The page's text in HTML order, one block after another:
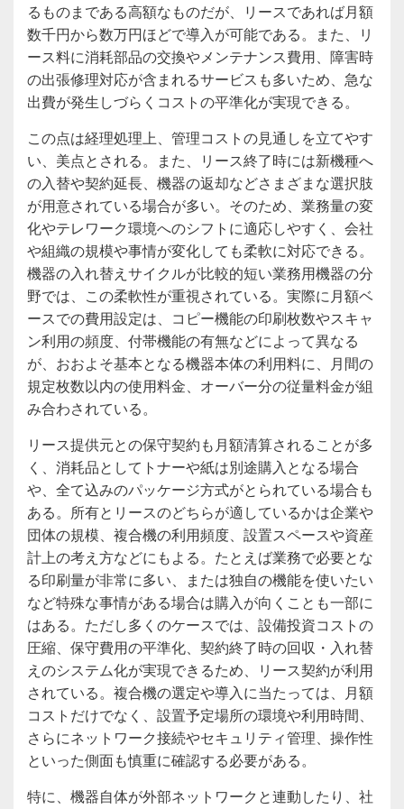
るものまである高額なものだが、リースであれば月額
数千円から数万円ほどで導入が可能である。また、リ
ース料に消耗部品の交換やメンテナンス費用、障害時
の出張修理対応が含まれるサービスも多いため、急な
出費が発生しづらくコストの平準化が実現できる。
この点は経理処理上、管理コストの見通しを立てやす
い、美点とされる。また、リース終了時には新機種へ
の入替や契約延長、機器の返却などさまざまな選択肢
が用意されている場合が多い。そのため、業務量の変
化やテレワーク環境へのシフトに適応しやすく、会社
や組織の規模や事情が変化しても柔軟に対応できる。
機器の入れ替えサイクルが比較的短い業務用機器の分
野では、この柔軟性が重視されている。実際に月額ベ
ースでの費用設定は、コピー機能の印刷枚数やスキャ
ン利用の頻度、付帯機能の有無などによって異なる
が、おおよそ基本となる機器本体の利用料に、月間の
規定枚数以内の使用料金、オーバー分の従量料金が組
み合わされている。
リース提供元との保守契約も月額清算されることが多
く、消耗品としてトナーや紙は別途購入となる場合
や、全て込みのパッケージ方式がとられている場合も
ある。所有とリースのどちらが適しているかは企業や
団体の規模、複合機の利用頻度、設置スペースや資産
計上の考え方などにもよる。たとえば業務で必要とな
る印刷量が非常に多い、または独自の機能を使いたい
など特殊な事情がある場合は購入が向くことも一部に
はある。ただし多くのケースでは、設備投資コストの
圧縮、保守費用の平準化、契約終了時の回収・入れ替
えのシステム化が実現できるため、リース契約が利用
されている。複合機の選定や導入に当たっては、月額
コストだけでなく、設置予定場所の環境や利用時間、
さらにネットワーク接続やセキュリティ管理、操作性
といった側面も慎重に確認する必要がある。
特に、機器自体が外部ネットワークと連動したり、社